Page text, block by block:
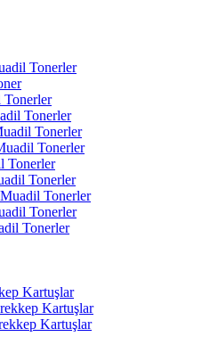
Tonerler
Tonerler
Tonerler
Tonerler
Tonerler
Tonerler
Tonerler
Tonerler
Tonerler
Kartuşlar
Kartuşlar
Kartuşlar